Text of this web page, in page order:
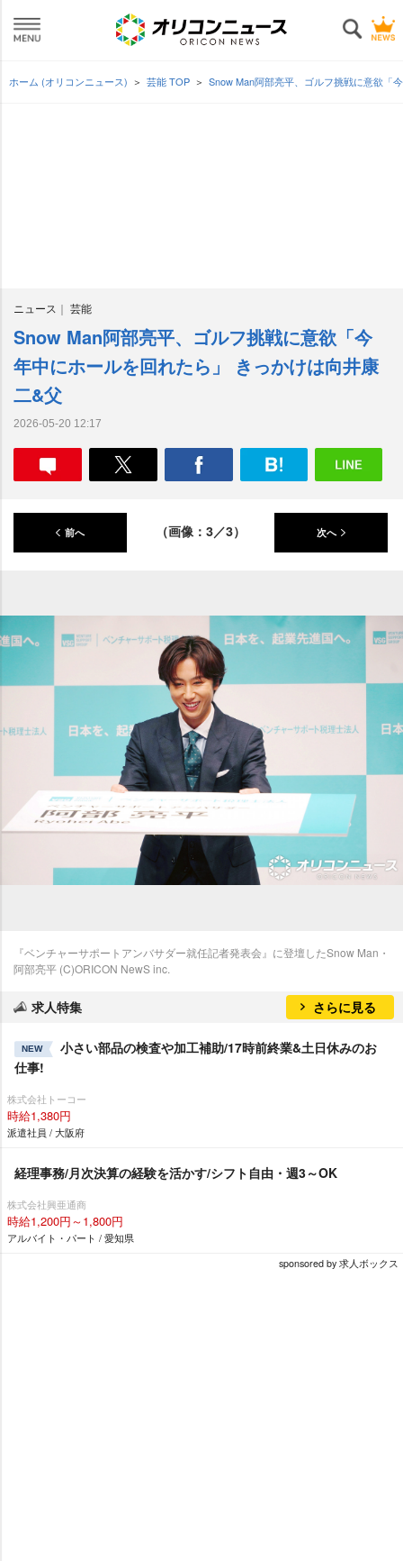
ホーム (オリコンニュース) 芸能 TOP Snow Man阿部亮平、ゴルフ挑戦に意欲「
ニュース 芸能
Snow Man阿部亮平、ゴルフ挑戦に意欲「今
年中にホールを回れたら」 きっかけは向井康
二&父
2026-05-20 12:17
前へ （画像：3／3） 次へ
『ベンチャーサポートアンバサダー就任記者発表会』に登壇したSnow Man・
阿部亮平 (C)ORICON NewS inc.
求人特集 さらに見る
NEW
小さい部品の検査や加工補助/17時前終業&土日休みのお
仕事!
株式会社トーコー
時給1,380円
派遣社員 / 大阪府
経理事務/月次決算の経験を活かす/シフト自由・週3～OK
株式会社興亜通商
時給1,200円～1,800円
アルバイト・パート / 愛知県
sponsored by 求人ボックス